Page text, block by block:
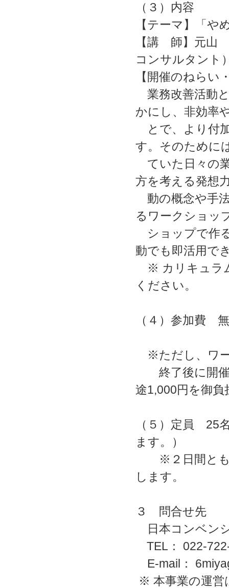
（３）内容
【テーマ】「や
【講 師】元山
コンサルタント
【開催のねらい
業務改善活動
かにし、非効率
とで、より付
す。そのため
ていた日々の
方を考える発想
動の概念や手
るワークショッ
ショップで作
動でも即活用で
※ カリキュラ
ください。
（
※ただし、ワー
終了後に開催
途1,000円を御
（５）定員 25
ます。）
※２日間とも
します。
３ 問合せ先
日本コンベン
TEL： 022-
E-mail：
※ 本事業の運営